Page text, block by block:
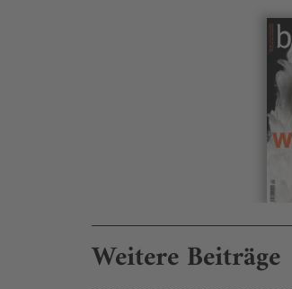
Weitere Beiträge